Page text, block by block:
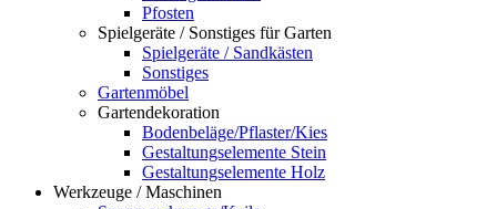
Pfosten
Spielgeräte / Sonstiges für Garten
Spielgeräte / Sandkästen
Sonstiges
Gartenmöbel
Gartendekoration
Bodenbeläge/Pflaster/Kies
Gestaltungselemente Stein
Gestaltungselemente Holz
Werkzeuge / Maschinen